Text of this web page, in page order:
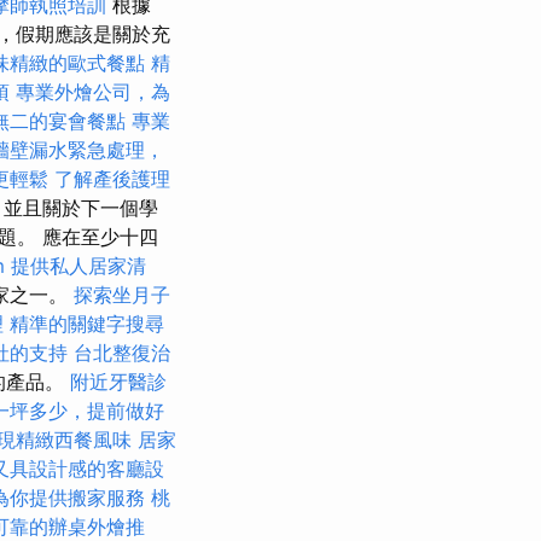
假期應該是關於充
精緻的歐式餐點 精
專業外燴公司，為
二的宴會餐點 專業
壁漏水緊急處理，
輕鬆 了解產後護理
且關於下一個學
。 應在至少十四
提供私人居家清
一。 探索坐月子
精準的關鍵字搜尋
的支持 台北整復治
品。 附近牙醫診
坪多少，提前做好
精緻西餐風味 居家
具設計感的客廳設
你提供搬家服務 桃
靠的辦桌外燴推